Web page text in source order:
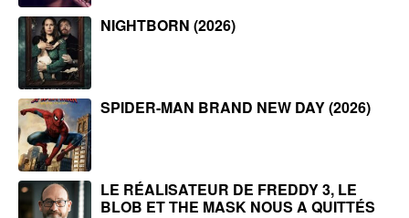
NIGHTBORN (2026)
SPIDER-MAN BRAND NEW DAY (2026)
LE RÉALISATEUR DE FREDDY 3, LE
BLOB ET THE MASK NOUS A QUITTÉS